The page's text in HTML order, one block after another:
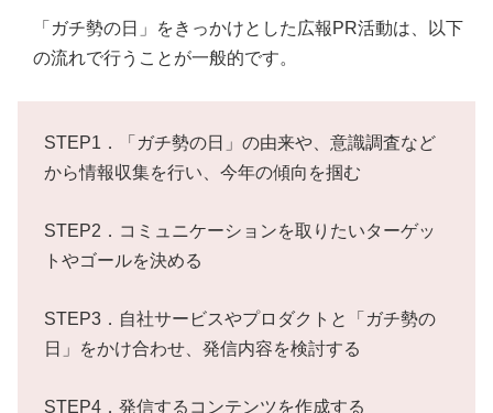
「ガチ勢の日」をきっかけとした広報PR活動は、以下
の流れで行うことが一般的です。
STEP1．「ガチ勢の日」の由来や、意識調査など
から情報収集を行い、今年の傾向を掴む
STEP2．コミュニケーションを取りたいターゲッ
トやゴールを決める
STEP3．自社サービスやプロダクトと「ガチ勢の
日」をかけ合わせ、発信内容を検討する
STEP4．発信するコンテンツを作成する